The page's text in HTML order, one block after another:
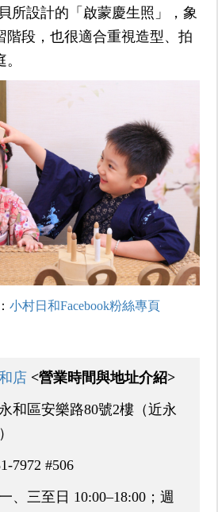
所設計的「啟蒙慶生照」，象
階段，也很適合重視造型、拍
小村日和Facebook粉絲專頁
店 <營業時間與地址介紹>
和區安樂路80號2樓（近永
7972 #506
、三至日 10:00–18:00；週